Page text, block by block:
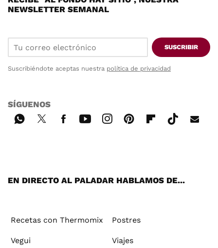
NEWSLETTER SEMANAL
SUSCRIBIR
Suscribiéndote aceptas nuestra política de privacidad
SÍGUENOS
EN DIRECTO AL PALADAR HABLAMOS DE...
Recetas con Thermomix Postres
Vegui Viajes